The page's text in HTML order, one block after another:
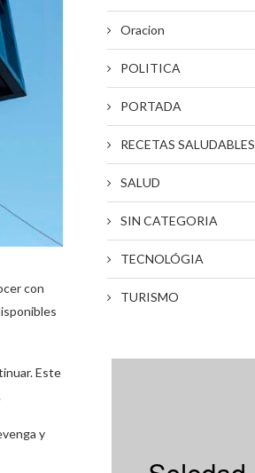
con
Este
y
Oracion
POLITICA
PORTADA
RECETAS SALUDABLES
SALUD
SIN CATEGORIA
TECNOLÓGIA
TURISMO